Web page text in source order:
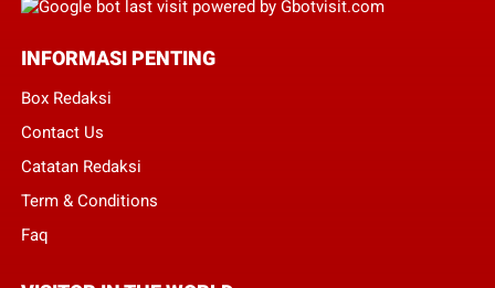
INFORMASI PENTING
Box Redaksi
Contact Us
Catatan Redaksi
Term & Conditions
Faq